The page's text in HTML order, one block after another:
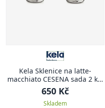
Kela Sklenice na latte-
macchiato CESENA sada 2 ks,
300 ml
650 Kč
Skladem